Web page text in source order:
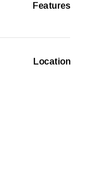
Features
Location